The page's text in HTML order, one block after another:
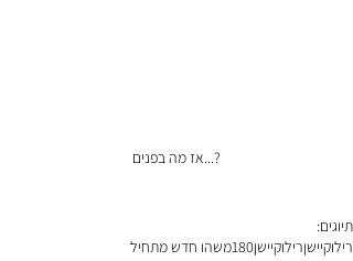
?...אז מה בפנים
תיוגים:
רילוקיישןרילוקיישן180
משהו חדש מתחיל